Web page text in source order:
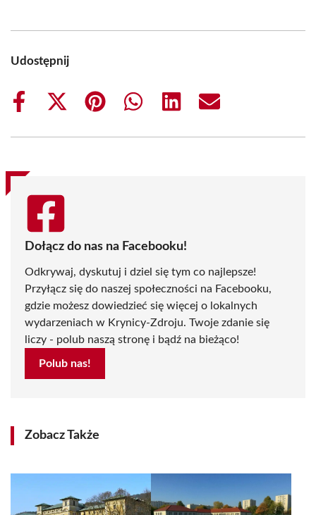
Udostępnij
Share
Share
(Twitter)
Share
Share
Share
Share
Dołącz do nas na Facebooku!
Odkrywaj, dyskutuj i dziel się tym co najlepsze!
Przyłącz się do naszej społeczności na Facebooku,
gdzie możesz dowiedzieć się więcej o lokalnych
wydarzeniach w Krynicy-Zdroju. Twoje zdanie się
liczy - polub naszą stronę i bądź na bieżąco!
Polub nas!
Zobacz Także